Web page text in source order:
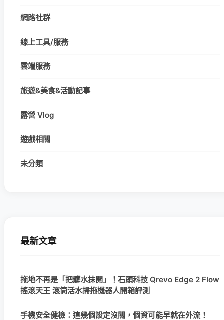
網路社群
線上工具/服務
雲端服務
旅遊&美食&活動記事
露營 Vlog
遊戲相關
未分類
最新文章
拖地不再是「把髒水抹開」！石頭科技 Qrevo Edge 2 Flow
搖滾天王 滾筒活水掃拖機器人開箱評測
手機安全健檢：這幾個設定沒關，個資可能早就在外流！